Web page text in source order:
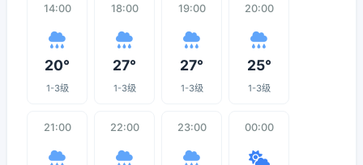
14:00
20°
1-3级
18:00
27°
1-3级
19:00
27°
1-3级
20:00
25°
1-3级
21:00 22:00 23:00 00:00